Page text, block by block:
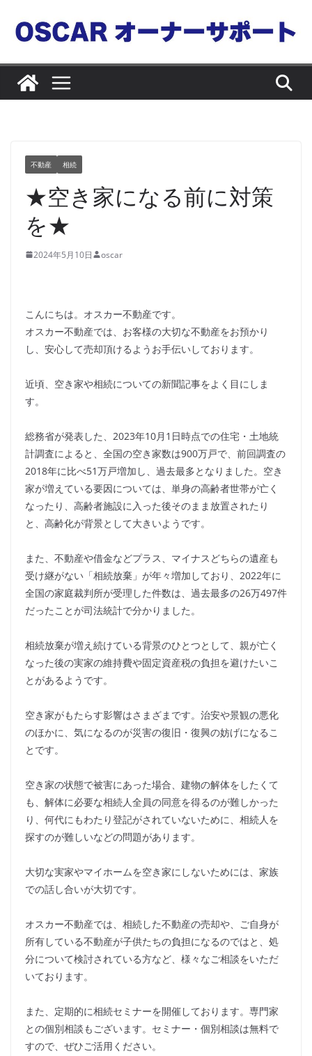
ン
不動産 相続
★空き家になる前に対策
を★
2024年5月10日 oscar
こんにちは。オスカー不動産です。
オスカー不動産では、お客様の大切な不動産をお預かり
し、安心して売却頂けるようお手伝いしております。
近頃、空き家や相続についての新聞記事をよく目にしま
す。
総務省が発表した、2023年10月1日時点での住宅・土地統
計調査によると、全国の空き家数は900万戸で、前回調査の
2018年に比べ51万戸増加し、過去最多となりました。空き
家が増えている要因については、単身の高齢者世帯が亡く
なったり、高齢者施設に入った後そのまま放置されたり
と、高齢化が背景として大きいようです。
また、不動産や借金などプラス、マイナスどちらの遺産も
受け継がない「相続放棄」が年々増加しており、2022年に
全国の家庭裁判所が受理した件数は、過去最多の26万497件
だったことが司法統計で分かりました。
相続放棄が増え続けている背景のひとつとして、親が亡く
なった後の実家の維持費や固定資産税の負担を避けたいこ
とがあるようです。
空き家がもたらす影響はさまざまです。治安や景観の悪化
のほかに、気になるのが災害の復旧・復興の妨げになるこ
とです。
空き家の状態で被害にあった場合、建物の解体をしたくて
も、解体に必要な相続人全員の同意を得るのが難しかった
り、何代にもわたり登記がされていないために、相続人を
探すのが難しいなどの問題があります。
大切な実家やマイホームを空き家にしないためには、家族
での話し合いが大切です。
オスカー不動産では、相続した不動産の売却や、ご自身が
所有している不動産が子供たちの負担になるのではと、処
分について検討されている方など、様々なご相談をいただ
いております。
また、定期的に相続セミナーを開催しております。専門家
との個別相談もございます。セミナー・個別相談は無料で
すので、ぜひご活用ください。